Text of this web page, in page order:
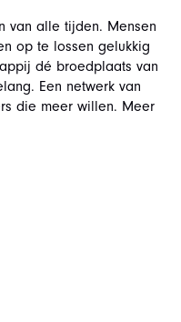
van alle tijden. Mensen
op te lossen gelukkig
dé broedplaats van
Een netwerk van
die meer willen. Meer